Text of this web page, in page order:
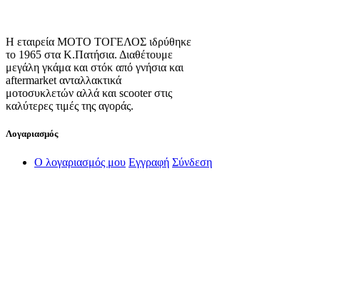
Η εταιρεία ΜΟΤΟ ΤΟΓΕΛΟΣ ιδρύθηκε
το 1965 στα Κ.Πατήσια. Διαθέτουμε
μεγάλη γκάμα και στόκ από γνήσια και
aftermarket ανταλλακτικά
μοτοσυκλετών αλλά και scooter στις
καλύτερες τιμές της αγοράς.
Λογαριασμός
Ο λογαριασμός μου Εγγραφή Σύνδεση